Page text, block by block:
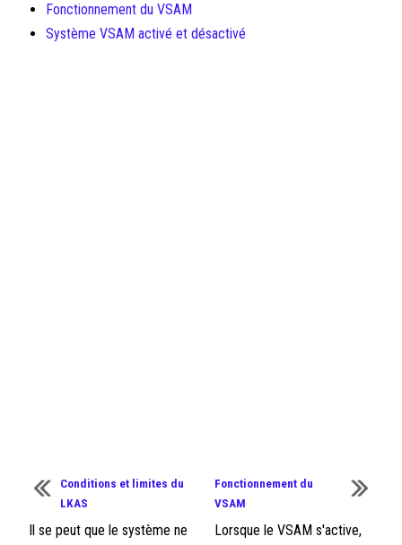
Fonctionnement du VSAM
Système VSAM activé et désactivé
Conditions et limites du
LKAS
Il se peut que le système ne
Fonctionnement du
VSAM
Lorsque le VSAM s'active,